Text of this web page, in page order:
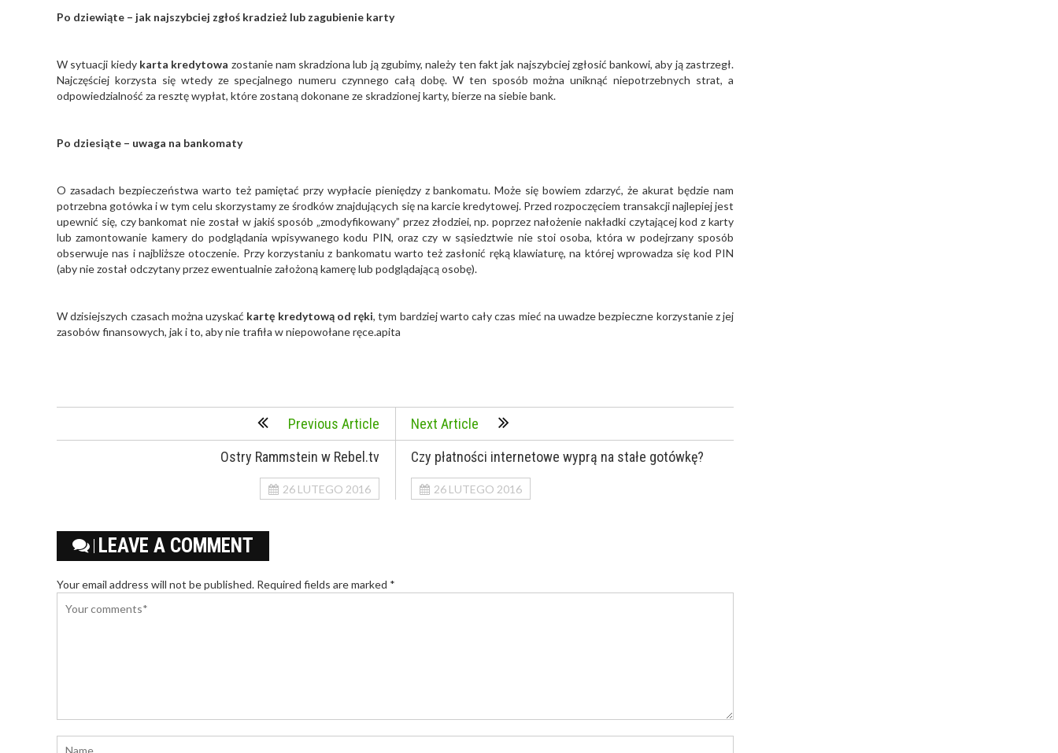
Po dziewiąte – jak najszybciej zgłoś kradzież lub zagubienie karty
W sytuacji kiedy karta kredytowa zostanie nam skradziona lub ją zgubimy, należy ten fakt jak najszybciej zgłosić bankowi, aby ją zastrzegł.
Najczęściej korzysta się wtedy ze specjalnego numeru czynnego całą dobę. W ten sposób można uniknąć niepotrzebnych strat, a
odpowiedzialność za resztę wypłat, które zostaną dokonane ze skradzionej karty, bierze na siebie bank.
Po dziesiąte – uwaga na bankomaty
O zasadach bezpieczeństwa warto też pamiętać przy wypłacie pieniędzy z bankomatu. Może się bowiem zdarzyć, że akurat będzie nam
potrzebna gotówka i w tym celu skorzystamy ze środków znajdujących się na karcie kredytowej. Przed rozpoczęciem transakcji najlepiej jest
upewnić się, czy bankomat nie został w jakiś sposób „zmodyfikowany” przez złodziei, np. poprzez nałożenie nakładki czytającej kod z karty
lub zamontowanie kamery do podglądania wpisywanego kodu PIN, oraz czy w sąsiedztwie nie stoi osoba, która w podejrzany sposób
obserwuje nas i najbliższe otoczenie. Przy korzystaniu z bankomatu warto też zasłonić ręką klawiaturę, na której wprowadza się kod PIN
(aby nie został odczytany przez ewentualnie założoną kamerę lub podglądającą osobę).
W dzisiejszych czasach można uzyskać kartę kredytową od ręki, tym bardziej warto cały czas mieć na uwadze bezpieczne korzystanie z jej
zasobów finansowych, jak i to, aby nie trafiła w niepowołane ręce.apita
Previous Article
Ostry Rammstein w Rebel.tv
26 LUTEGO 2016
Next Article
Czy płatności internetowe wyprą na stałe gotówkę?
26 LUTEGO 2016
LEAVE A COMMENT
Your email address will not be published. Required fields are marked *